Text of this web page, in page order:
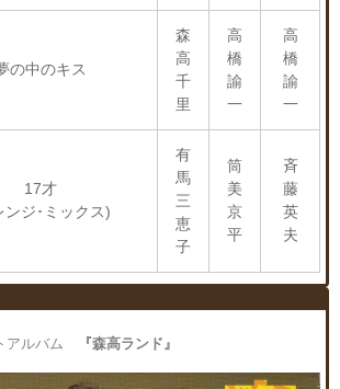
の中のキス
森
高
千
里
高
橋
諭
一
高
橋
諭
一
17才
ンジ･ミックス)
有
馬
三
恵
子
筒
美
京
平
斉
藤
英
夫
アルバム 『森高ランド』